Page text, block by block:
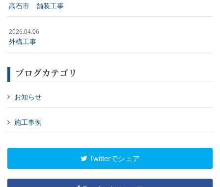
高石市 舗装工事
2026.04.06
外構工事
ブログカテゴリ
お知らせ
施工事例
Twitterでシェア